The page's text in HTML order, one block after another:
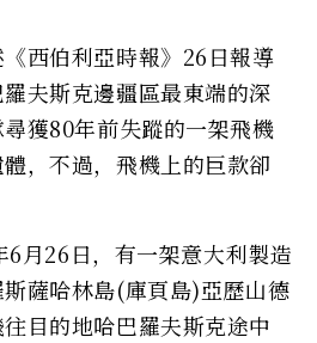
西伯利亞時報》26日報導
夫斯克邊疆區最東端的深
獲80年前失蹤的一架飛機
，不過，飛機上的巨款卻
月26日，有一架意大利製造
薩哈林島(庫頁島)亞歷山德
目的地哈巴羅夫斯克途中